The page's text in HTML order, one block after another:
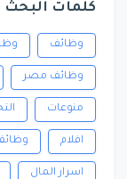
كلمات البحث
وظائف
وظائف مصر
منوعات
افلام
اسرار المال